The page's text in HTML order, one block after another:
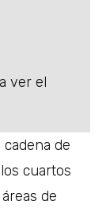
ver el
de
cuartos
de